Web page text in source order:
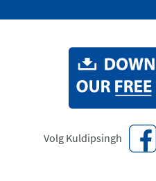
Volg Kuldipsingh